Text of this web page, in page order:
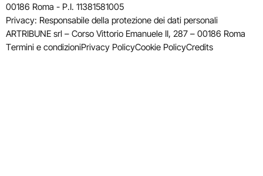
00186 Roma - P.I. 11381581005
Privacy: Responsabile della protezione dei dati personali
ARTRIBUNE srl – Corso Vittorio Emanuele II, 287 – 00186 Roma
Termini e condizioniPrivacy PolicyCookie PolicyCredits